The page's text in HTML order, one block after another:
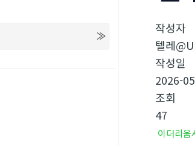
작성자
텔레
작성일
2026-
조회
47
이더리움